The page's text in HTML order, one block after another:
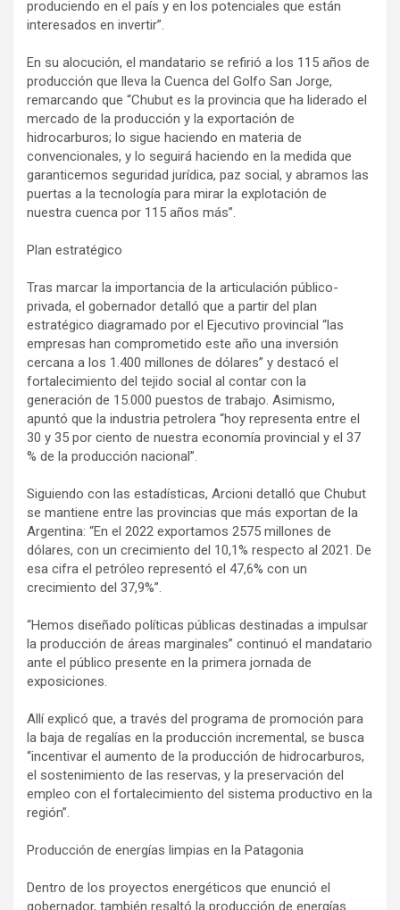
produciendo en el país y en los potenciales que están
interesados en invertir”.
En su alocución, el mandatario se refirió a los 115 años de
producción que lleva la Cuenca del Golfo San Jorge,
remarcando que “Chubut es la provincia que ha liderado el
mercado de la producción y la exportación de
hidrocarburos; lo sigue haciendo en materia de
convencionales, y lo seguirá haciendo en la medida que
garanticemos seguridad jurídica, paz social, y abramos las
puertas a la tecnología para mirar la explotación de
nuestra cuenca por 115 años más”.
Plan estratégico
Tras marcar la importancia de la articulación público-
privada, el gobernador detalló que a partir del plan
estratégico diagramado por el Ejecutivo provincial “las
empresas han comprometido este año una inversión
cercana a los 1.400 millones de dólares” y destacó el
fortalecimiento del tejido social al contar con la
generación de 15.000 puestos de trabajo. Asimismo,
apuntó que la industria petrolera “hoy representa entre el
30 y 35 por ciento de nuestra economía provincial y el 37
% de la producción nacional”.
Siguiendo con las estadísticas, Arcioni detalló que Chubut
se mantiene entre las provincias que más exportan de la
Argentina: “En el 2022 exportamos 2575 millones de
dólares, con un crecimiento del 10,1% respecto al 2021. De
esa cifra el petróleo representó el 47,6% con un
crecimiento del 37,9%”.
“Hemos diseñado políticas públicas destinadas a impulsar
la producción de áreas marginales” continuó el mandatario
ante el público presente en la primera jornada de
exposiciones.
Allí explicó que, a través del programa de promoción para
la baja de regalías en la producción incremental, se busca
“incentivar el aumento de la producción de hidrocarburos,
el sostenimiento de las reservas, y la preservación del
empleo con el fortalecimiento del sistema productivo en la
región”.
Producción de energías limpias en la Patagonia
Dentro de los proyectos energéticos que enunció el
gobernador, también resaltó la producción de energías